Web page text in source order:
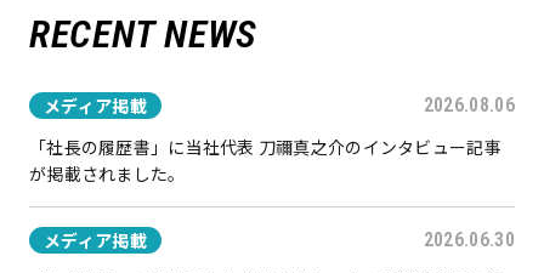
RECENT NEWS
メディア掲載 2026.08.06
「社長の履歴書」に当社代表 刀禰真之介のインタビュー記事
が掲載されました。
メディア掲載 2026.06.30